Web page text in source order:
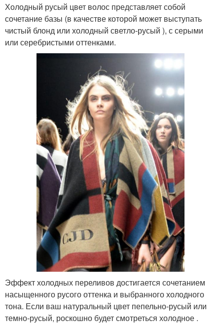
Холодный русый цвет волос представляет собой
сочетание базы (в качестве которой может выступать
чистый блонд или холодный светло-русый ), с серыми
или серебристыми оттенками.
Эффект холодных переливов достигается сочетанием
насыщенного русого оттенка и выбранного холодного
тона. Если ваш натуральный цвет пепельно-русый или
темно-русый, роскошно будет смотреться холодное .